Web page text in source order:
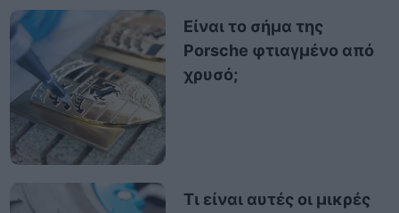
Είναι το σήμα της
Porsche φτιαγμένο από
χρυσό;
Τι είναι αυτές οι μικρές